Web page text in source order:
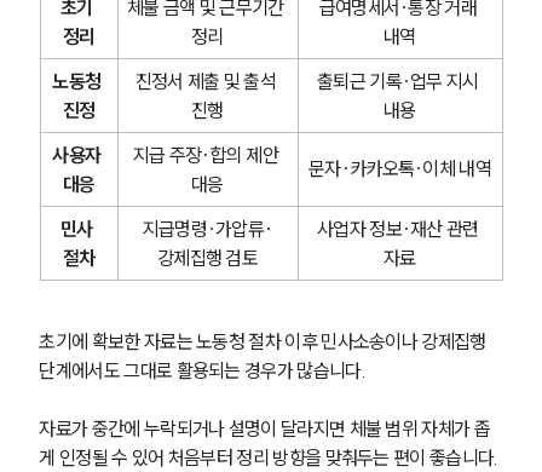
초기
정리
체불 금액 및 근무기간
정리
급여명세서·통장 거래
내역
노동청
진정
진정서 제출 및 출석
진행
출퇴근 기록·업무 지시
내용
사용자
대응
지급 주장·합의 제안
대응
문자·카카오톡·이체 내역
민사
절차
지급명령·가압류·
강제집행 검토
사업자 정보·재산 관련
자료
초기에 확보한 자료는 노동청 절차 이후 민사소송이나 강제집행
단계에서도 그대로 활용되는 경우가 많습니다.
자료가 중간에 누락되거나 설명이 달라지면 체불 범위 자체가 좁
게 인정될 수 있어 처음부터 정리 방향을 맞춰두는 편이 좋습니다.